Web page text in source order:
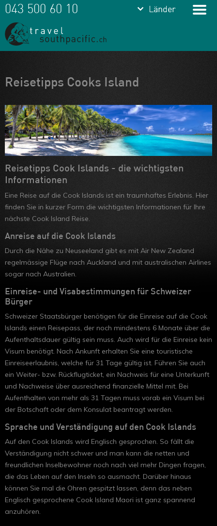
Über uns
Feedbacks
Kontakt
ARVB
keyboard_arrow_down Länder
Fiji
Samoa
Tonga
Vanuatu
Neukaledonien
keyboard_arrow_down Länder
043 500 60 10
Reisetipps Cooks Island
Reisetipps Cook Islands - die wichtigsten
Informationen
Eine Reise auf die Cook Islands ist ein traumhaftes Erlebnis. Hier
finden Sie in kurzer Form die wichtigsten Informationen für Ihre
nächste Cook Island Reise.
Anreise auf die Cook Islands
Durch die Nähe zu Neuseeland gibt es mit Air New Zealand
regelmässige Flüge nach Auckland und mit australischen Airlines
sogar nach Australien.
Einreise- und Visabestimmungen für Schweizer
Bürger
Schweizer Staatsbürger benötigen für die Einreise auf die Cook
Islands einen Reisepass, der noch mindestens 6 Monate über die
Aufenthaltsdauer gültig sein muss. Auch wird für die Einreise kein
Visum benötigt. Nach Ankunft erhalten Sie eine touristische
Einreiseerlaubnis, welche für 31 Tage gültig ist. Führen Sie auch
ein Weiter- bzw. Rückflugticket, ein Nachweis für eine Unterkunft
und Nachweise über ausreichend finanzielle Mittel mit. Bei
Aufenthalten von mehr als 31 Tagen muss vorab ein Visum bei
der Botschaft oder dem Konsulat beantragt werden.
Sprache und Verständigung auf den Cook Islands
Auf den Cook Islands wird Englisch gesprochen. So fällt die
Verständigung nicht schwer und man kann die netten und
freundlichen Inselbewohner noch nach viel mehr Dingen fragen,
die das Leben auf den Inseln so ausmacht. Darüber hinaus
können Sie mal die Ohren gespitzt lassen, denn das neben
Englisch gesprochene Cook Island Maori ist ganz spannend
anzuhören.